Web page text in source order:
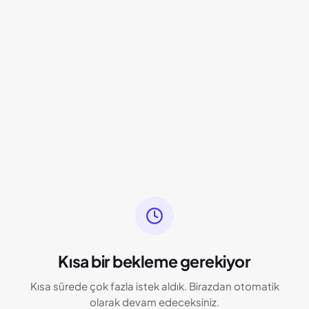
Kısa bir bekleme gerekiyor
Kısa sürede çok fazla istek aldık. Birazdan otomatik
olarak devam edeceksiniz.